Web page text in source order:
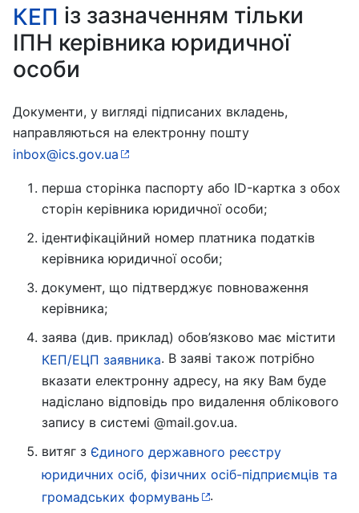
КЕП із зазначенням тільки
ІПН керівника юридичної
особи
Документи, у вигляді підписаних вкладень,
направляються на електронну пошту
inbox@ics.gov.ua
перша сторінка паспорту або ID-картка з обох
сторін керівника юридичної особи;
ідентифіка­ційний номер платника податків
керівника юридичної особи;
документ, що підтверджує повноваження
керівника;
заява (див. приклад) обов’язково має містити
КЕП/ЕЦП заявника. В заяві також потрібно
вказати електронну адресу, на яку Вам буде
надіслано відповідь про видалення облікового
запису в системі @mail.gov.ua.
витяг з Єдиного державного реєстру
юридичних осіб, фізичних осіб-підприємців та
громадських формувань
.